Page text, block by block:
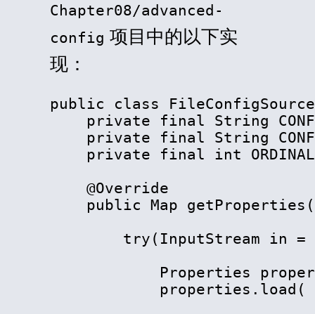
Chapter08/advanced-
config 项目中的以下实
现：
public class
private final String
private final String
private final int
    @Override
public Map
try(InputStream in =
Properties
properties.load(